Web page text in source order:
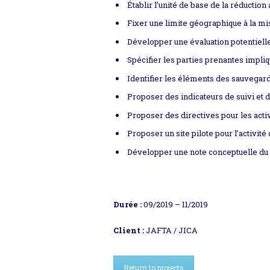
Établir l’unité de base de la
Fixer une limite géographique à la
Développer une évaluation
Spécifier les parties prenantes
Identifier les éléments des
Proposer des indicateurs de suivi et
Proposer des directives pour les
Proposer un site pilote pour l’activité
Développer une note conceptuelle du
Durée :09/2019 – 11/2019
Client :JAFTA / JICA
Return to projects